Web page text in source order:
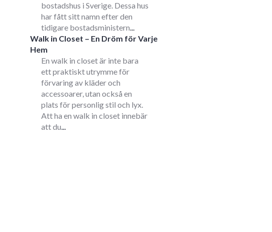
bostadshus i Sverige. Dessa hus
har fått sitt namn efter den
tidigare bostadsministern...
Walk in Closet – En Dröm för Varje
Hem
En walk in closet är inte bara
ett praktiskt utrymme för
förvaring av kläder och
accessoarer, utan också en
plats för personlig stil och lyx.
Att ha en walk in closet innebär
att du...